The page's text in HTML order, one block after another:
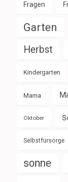
Fragen
Garten
Herbst
Kindergarten
Mama
Oktober
Selbstfürsorge
sonne